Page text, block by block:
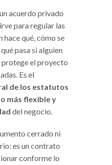
acuerdo privado
para regular las
hace qué, cómo se
pasa si alguien
protege el proyecto
Es el
de los estatutos
más flexible y
del negocio.
cerrado ni
es un contrato
conforme lo